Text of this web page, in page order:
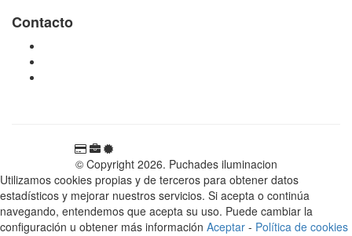
Contacto
© Copyright 2026. Puchades iluminacion
Utilizamos cookies propias y de terceros para obtener datos
estadísticos y mejorar nuestros servicios. Si acepta o continúa
navegando, entendemos que acepta su uso. Puede cambiar la
configuración u obtener más información Aceptar - Política de cookies